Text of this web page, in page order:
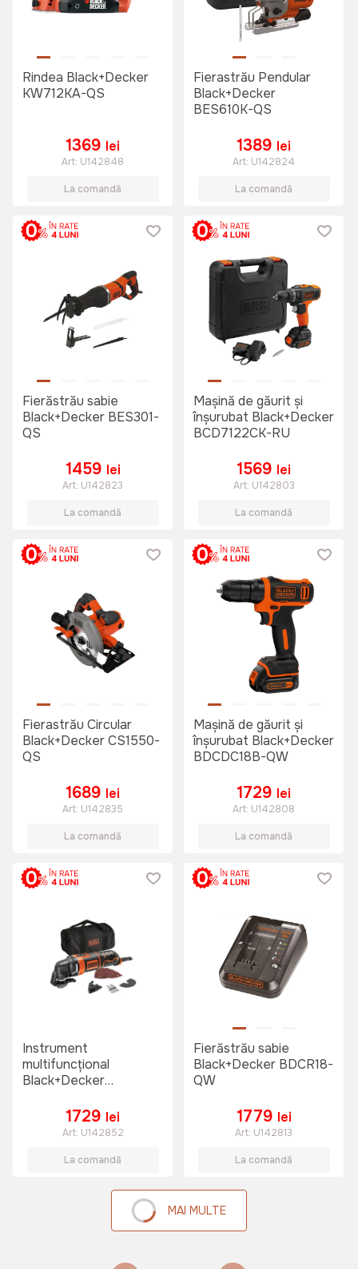
Rindea Black+Decker
KW712KA-QS
1369 lei
Art: U142848
La comandă
Fierastrău Pendular
Black+Decker
BES610K-QS
1389 lei
Art: U142824
La comandă
Fierăstrău sabie
Black+Decker BES301-
QS
1459 lei
Art: U142823
La comandă
Mașină de găurit și
înșurubat Black+Decker
BCD7122CK-RU
1569 lei
Art: U142803
La comandă
Fierastrău Circular
Black+Decker CS1550-
QS
1689 lei
Art: U142835
La comandă
Mașină de găurit și
înșurubat Black+Decker
BDCDC18B-QW
1729 lei
Art: U142808
La comandă
Instrument
multifuncțional
Black+Decker
1729 lei
Art: U142852
La comandă
Fierăstrău sabie
Black+Decker BDCR18-
QW
1779 lei
Art: U142813
La comandă
MAI MULTE